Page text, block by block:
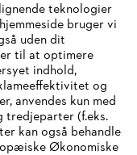
teknologier
bruger vi
uden dit
til at optimere
indhold,
og
anvendes kun med
tredjeparter (f.eks.
kan også behandle
Økonomiske